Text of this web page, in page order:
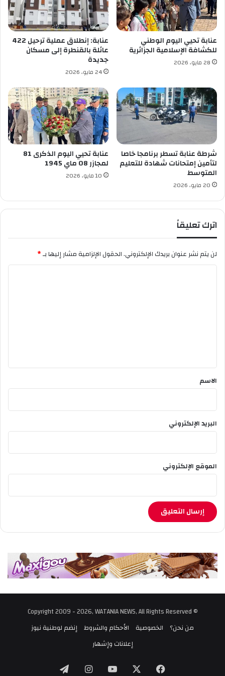
ر
ي
ة
ت
خ
ز
ن
ا
ل
ح
و
ب
ر
ا
ج
ي
د
ا
ل
ق
ط
ب
ل
ج
ا
م
ع
ب
ف
ل
عنابة تحيي اليوم الوطني
للكشافة الإسلامية الجزائرية
28 مايو، 2026
عنابة: إنطلاق عملية ترحيل 422
عائلة بالقنطرة إلى مسكان
جديدة
24 مايو، 2026
شرطة عنابة تسطر برنامجا خاصا
لتأمين إمتحانات شهادة للتعليم
المتوسط
20 مايو، 2026
عنابة تحيي اليوم الذكرى 81
لمجازر 08 ماي 1945
10 مايو، 2026
اترك تعليقاً
لن يتم نشر عنوان بريدك الإلكتروني.الحقول الإلزامية مشار إليها بـ*
*
الاسم
البريد الإلكتروني
الموقع الإلكتروني
© Copyright 2009 - 2026, WATANIA NEWS, All Rights Reserved
من نحن؟
الخصوصية الأحكام والشروط إنضم لوطنية نيوز
إعلانات وإشهار
فيسبوك ‫YouTube انستقرام